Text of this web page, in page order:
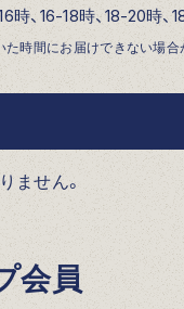
時、16-18時、18-20時、
時間にお届けできない場合
ません。
会員